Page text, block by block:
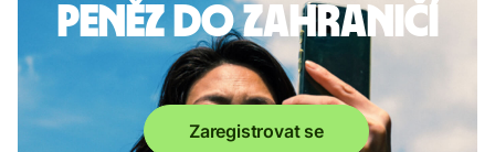
peněz do zahraničí
Zaregistrovat se